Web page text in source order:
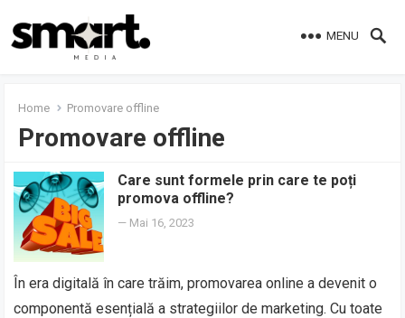
MENU
Home Promovare offline
Promovare offline
Care sunt formele prin care te poți
promova offline?
— Mai 16, 2023
În era digitală în care trăim, promovarea online a devenit o
componentă esențială a strategiilor de marketing. Cu toate